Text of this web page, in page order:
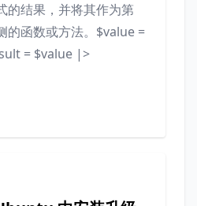
的结果，并将其作为第
的函数或方法。$value =
= $value |>